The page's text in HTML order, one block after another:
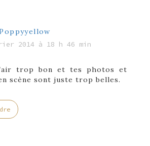
2014 à 18 h 46 min
trop bon et tes photos et
scène sont juste trop belles.